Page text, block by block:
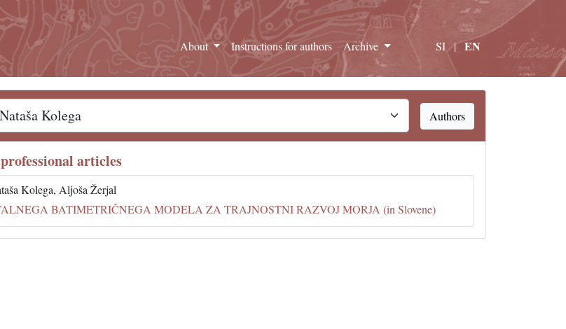
About Instructions for authors Archive SI | EN
Authors
articles
Kolega, Aljoša Žerjal
BATIMETRIČNEGA MODELA ZA TRAJNOSTNI RAZVOJ MORJA (in Slovene)